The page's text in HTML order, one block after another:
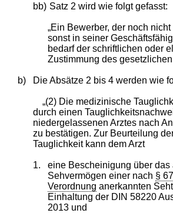
bb) Satz 2 wird wie folgt gefasst:
„Ein Bewerber, der noch
sonst in seiner
bedarf der schriftlichen oder
Zustimmung des
b) Die Absätze 2 bis 4 werden wie
„(2) Die medizinische
durch einen
niedergelassenen Arztes nach
zu bestätigen. Zur Beurteilung
Tauglichkeit kann dem Arzt
1.
eine Bescheinigung über das
Sehvermögen einer nach §
Verordnung anerkannten
Einhaltung der DIN 58220
2013 und